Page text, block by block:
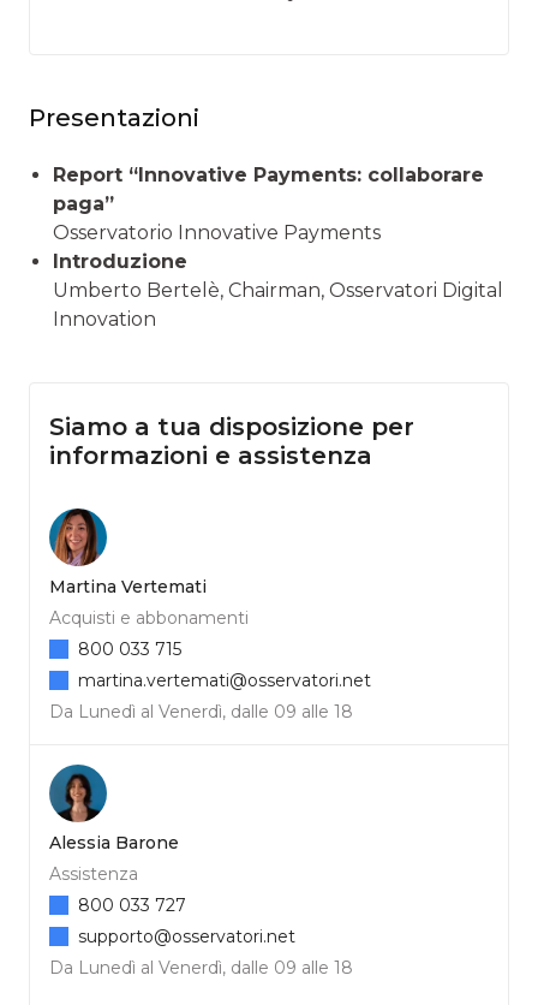
Presentazioni
Report “Innovative Payments: collaborare
paga”
Osservatorio Innovative Payments
Introduzione
Umberto Bertelè, Chairman, Osservatori Digital
Innovation
Siamo a tua disposizione per
informazioni e assistenza
Martina Vertemati
Acquisti e abbonamenti
Da Lunedì al Venerdì, dalle 09 alle 18
800 033 715
martina.vertemati@osservatori.net
Alessia Barone
Assistenza
Da Lunedì al Venerdì, dalle 09 alle 18
800 033 727
supporto@osservatori.net